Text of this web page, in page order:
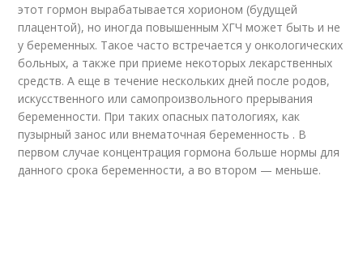
этот гормон вырабатывается хорионом (будущей
плацентой), но иногда повышенным ХГЧ может быть и не
у беременных. Такое часто встречается у онкологических
больных, а также при приеме некоторых лекарственных
средств. А еще в течение нескольких дней после родов,
искусственного или самопроизвольного прерывания
беременности. При таких опасных патологиях, как
пузырный занос или внематочная беременность . В
первом случае концентрация гормона больше нормы для
данного срока беременности, а во втором — меньше.